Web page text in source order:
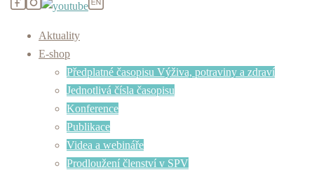
Aktuality
E-shop
Předplatné časopisu Výživa, potraviny a zdraví
Jednotlivá čísla časopisu
Konference
Publikace
Videa a webináře
Prodloužení členství v SPV